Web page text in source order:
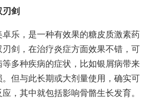
剑
乐，是一种有效果的糖皮质激素药
剑，在治疗炎症方面效果不错，可
等多种疾病的症状，比如银屑病带来
但与此长期或大剂量使用，确实可
，其中就包括影响骨骼生长发育。